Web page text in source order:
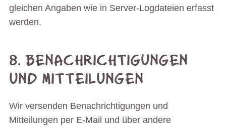
gleichen Angaben wie in Server-Logdateien erfasst
werden.
8. BENACHRICHTIGUNGEN
UND MITTEILUNGEN
Wir versenden Benachrichtigungen und
Mitteilungen per E-Mail und über andere